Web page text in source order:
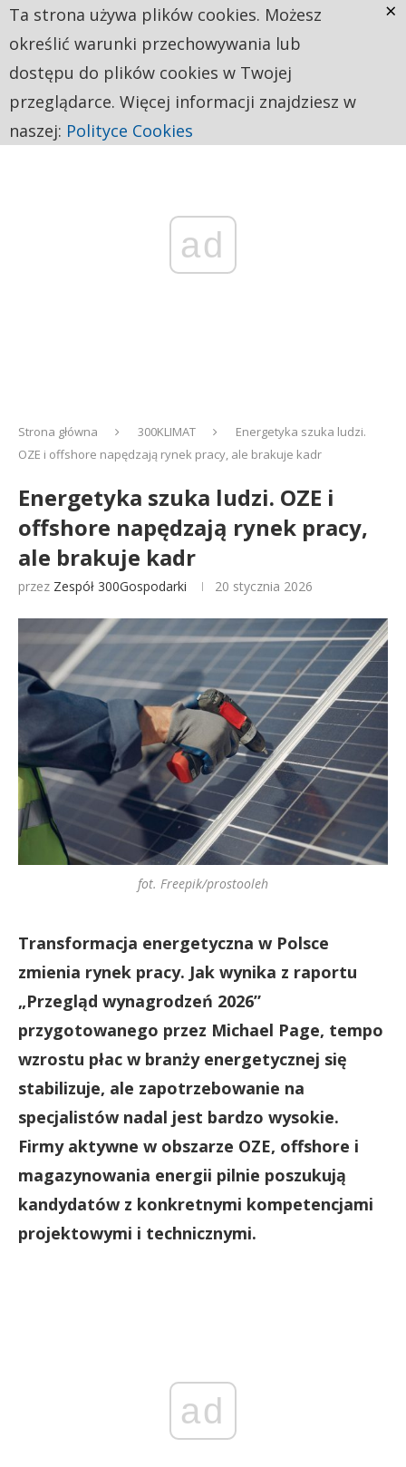
ad
Strona główna 300KLIMAT
Energetyka szuka ludzi.
OZE i offshore napędzają rynek pracy, ale brakuje kadr
Energetyka szuka ludzi. OZE i
offshore napędzają rynek pracy,
ale brakuje kadr
przez Zespół 300Gospodarki 20 stycznia 2026
fot. Freepik/prostooleh
Transformacja energetyczna w Polsce
zmienia rynek pracy. Jak wynika z raportu
„Przegląd wynagrodzeń 2026”
przygotowanego przez Michael Page, tempo
wzrostu płac w branży energetycznej się
stabilizuje, ale zapotrzebowanie na
specjalistów nadal jest bardzo wysokie.
Firmy aktywne w obszarze OZE, offshore i
magazynowania energii pilnie poszukują
kandydatów z konkretnymi kompetencjami
projektowymi i technicznymi.
ad
Ta strona używa plików cookies. Możesz
określić warunki przechowywania lub
dostępu do plików cookies w Twojej
przeglądarce. Więcej informacji znajdziesz w
naszej: Polityce Cookies
×